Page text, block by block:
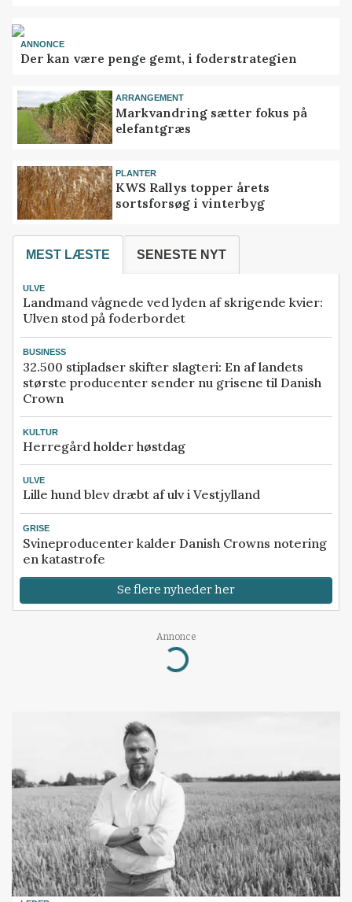
ANNONCE
Der kan være penge gemt, i foderstrategien
ARRANGEMENT
Markvandring sætter fokus på
elefantgræs
PLANTER
KWS Rallys topper årets
sortsforsøg i vinterbyg
MEST LÆSTE SENESTE NYT
ULVE
Landmand vågnede ved lyden af skrigende kvier:
Ulven stod på foderbordet
BUSINESS
32.500 stipladser skifter slagteri: En af landets
største producenter sender nu grisene til Danish
Crown
KULTUR
Herregård holder høstdag
ULVE
Lille hund blev dræbt af ulv i Vestjylland
GRISE
Svineproducenter kalder Danish Crowns notering
en katastrofe
Se flere nyheder her
Annonce
Loading...